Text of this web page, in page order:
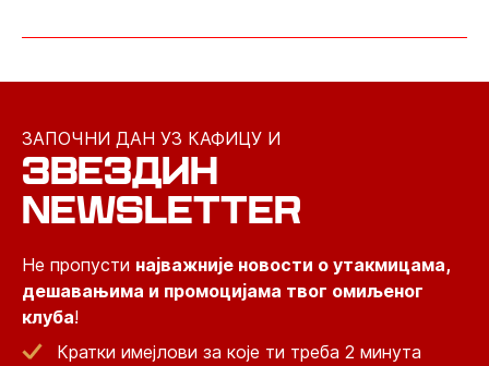
ЗАПОЧНИ ДАН УЗ КАФИЦУ И
ЗВЕЗДИН
NEWSLETTER
Не пропусти најважније новости о утакмицама,
дешавањима и промоцијама твог омиљеног
клуба!
Кратки имејлови за које ти треба 2 минута